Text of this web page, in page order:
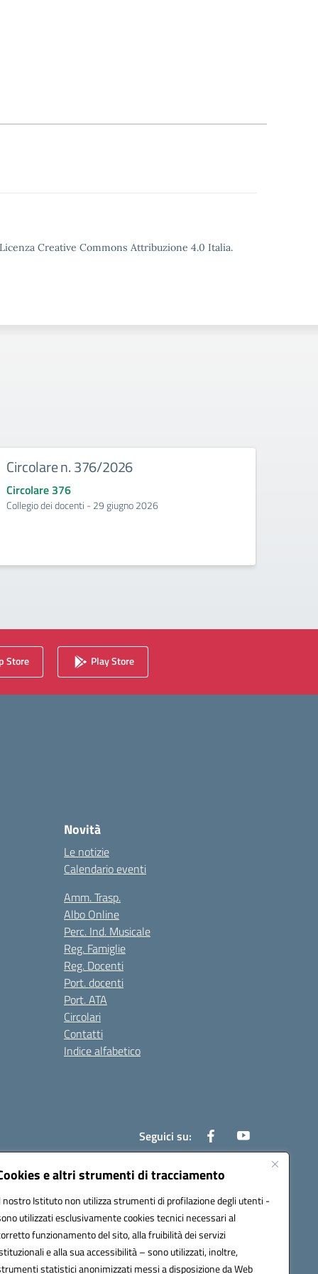
e altri strumenti di tracciamento
nostro Istituto non utilizza strumenti di profilazione degli utenti -
utilizzati esclusivamente cookies tecnici necessari al
funzionamento del sito, alla fruibilità dei servizi
e alla sua accessibilità – sono utilizzati, inoltre,
statistici anonimizzati messi a disposizione da Web
Creative Commons Attribuzione 4.0 Italia.
Circolare n. 376/2026
Circolare 376
Collegio dei docenti - 29 giugno 2026
Store Play Store
Novità
Le notizie
Calendario eventi
Amm. Trasp.
Albo Online
Perc. Ind. Musicale
Reg. Famiglie
Reg. Docenti
Port. docenti
Port. ATA
Circolari
Contatti
Indice alfabetico
Seguici su: